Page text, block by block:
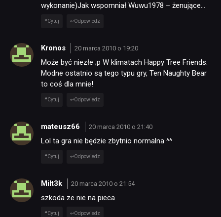
wykonanie)Jak wspomniał Wuwu1978 – żenujące…
Cytuj Odpowiedz
Kronos 20 marca 2010 o 19:20
Może być niezłe ;p W klimatach Happy Tree Friends.
Modne ostatnio są tego typu gry, Ten Naughty Bear
to coś dla mnie!
Cytuj Odpowiedz
mateusz66 20 marca 2010 o 21:40
Lol ta gra nie będzie zbytnio normalna ^^
Cytuj Odpowiedz
Milt3k 20 marca 2010 o 21:54
szkoda ze nie na pieca
Cytuj Odpowiedz